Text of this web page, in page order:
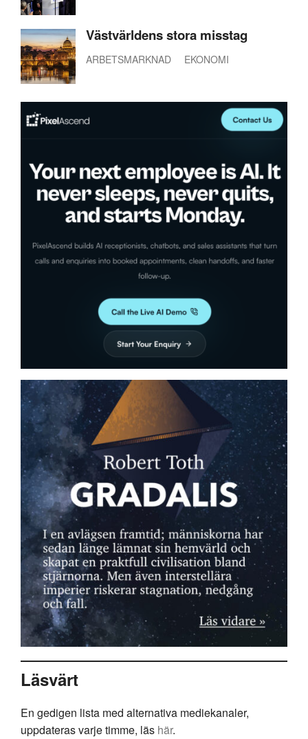
Västvärldens stora misstag
ARBETSMARKNAD EKONOMI
Läsvärt
En gedigen lista med alternativa mediekanaler,
uppdateras varje timme, läs här.